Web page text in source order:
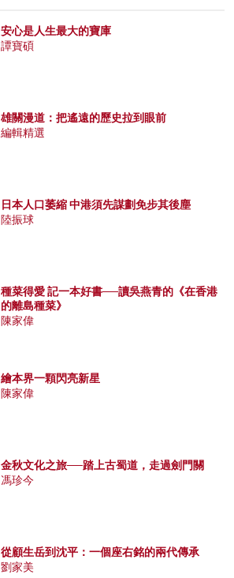
安心是人生最大的寶庫
譚寶碩
雄關漫道：把遙遠的歷史拉到眼前
編輯精選
日本人口萎縮 中港須先謀劃免步其後塵
陸振球
種菜得愛 記一本好書──讀吳燕青的《在香港
的離島種菜》
陳家偉
繪本界一顆閃亮新星
陳家偉
金秋文化之旅──踏上古蜀道，走過劍門關
馮珍今
從顧生岳到沈平：一個座右銘的兩代傳承
劉家美